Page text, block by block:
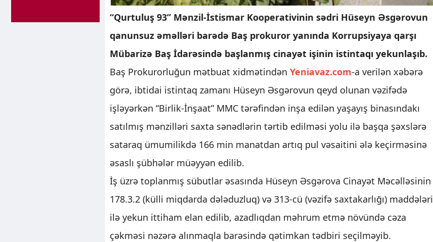
“Qurtuluş 93” Mənzil-İstismar Kooperativinin sədri Hüseyn Əsgərovun
qanunsuz əməlləri barədə Baş prokuror yanında Korrupsiyaya qarşı
Mübarizə Baş İdarəsində başlanmış cinayət işinin istintaqı yekunlaşıb.
Baş Prokurorluğun mətbuat xidmətindən Yeniavaz.com-a verilən xəbərə
görə, ibtidai istintaq zamanı Hüseyn Əsgərovun qeyd olunan vəzifədə
işləyərkən “Birlik-İnşaat” MMC tərəfindən inşa edilən yaşayış binasındakı
satılmış mənzilləri saxta sənədlərin tərtib edilməsi yolu ilə başqa şəxslərə
sataraq ümumilikdə 166 min manatdan artıq pul vəsaitini ələ keçirməsinə
əsaslı şübhələr müəyyən edilib.
İş üzrə toplanmış sübutlar əsasında Hüseyn Əsgərova Cinayət Məcəlləsinin
178.3.2 (külli miqdarda dələduzluq) və 313-cü (vəzifə saxtakarlığı) maddələri
ilə yekun ittiham elan edilib, azadlıqdan məhrum etmə növündə cəza
çəkməsi nəzərə alınmaqla barəsində qətimkan tədbiri seçilməyib.